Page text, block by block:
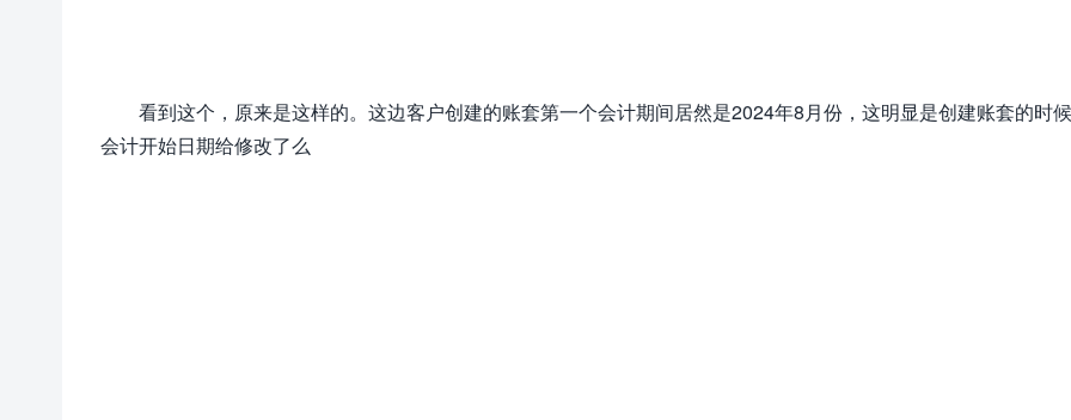
看到这个，原来是这样的。这边客户创建的账套第一个会计期间居然是2024年8月份，这明显是创建账套的时
会计开始日期给修改了么